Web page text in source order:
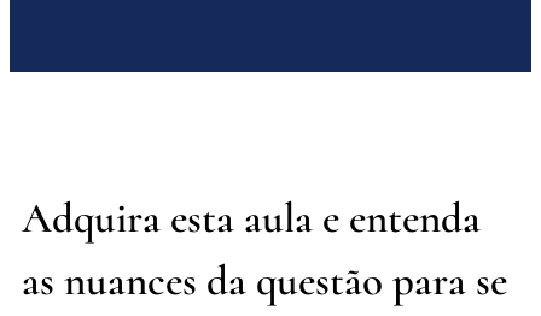
Adquira esta aula e entenda
as nuances da questão para se